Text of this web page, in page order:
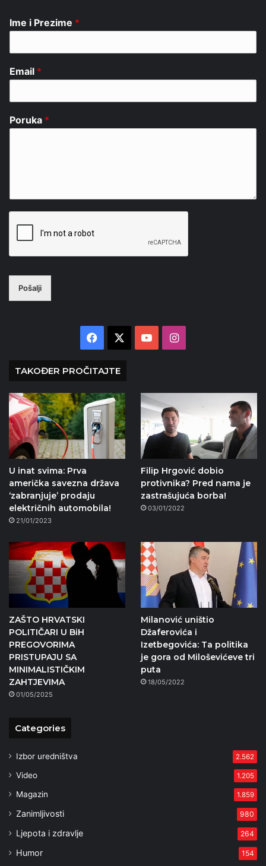
Ime i Prezime *
Email *
Poruka *
Pošalji
Facebook YouTubeInstagram
TAKOĐER PROČITAJTE
U inat svima: Prva
američka savezna država
‘zabranjuje’ prodaju
električnih automobila!
21/01/2023
Filip Hrgović dobio
protivnika? Pred nama je
zastrašujuća borba!
03/01/2022
ZAŠTO HRVATSKI
POLITIČARI U BiH
PREGOVORIMA
PRISTUPAJU SA
MINIMALISTIČKIM
ZAHTJEVIMA
01/05/2025
Milanović uništio
Džaferovića i
Izetbegovića: Ta politika
je gora od Miloševićeve tri
puta
18/05/2022
Categories
Izbor uredništva 2.562
Video 1.205
Magazin 1.859
Zanimljivosti 980
Ljepota i zdravlje 264
Humor 154